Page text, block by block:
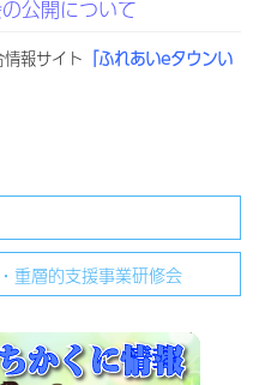
公開について
報サイト 「ふれあいeタウンい
重層的支援事業研修会